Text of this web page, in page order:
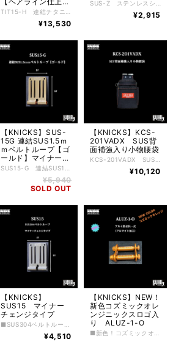
旧タイプ
¥13,530
¥2,915
【KNICKS】SUS-
15G 連結SUS1.5ｍ
ｍベルトループ【ゴ
ールド】マイナーチ
ェンジタイプ
¥5,940
SOLD OUT
【KNICKS】KCS-
201VADX SUS背
面補強入り小物腰袋
¥10,120
【KNICKS】
SUS15 マイナー
チェンジタイプ
¥4,510
【KNICKS】NEW！
新色コズミックオレ
ンジニックスロゴ入
り ALUZ-1-O